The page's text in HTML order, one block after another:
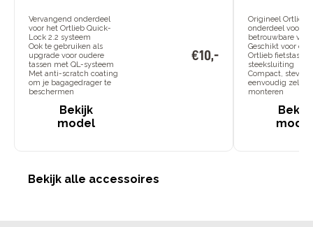
Vervangend onderdeel
voor het Ortlieb Quick-
Lock 2.2 systeem
Ook te gebruiken als
upgrade voor oudere
tassen met QL-systeem
Met anti-scratch coating
om je bagagedrager te
beschermen
€10,-
Bekijk
model
Origineel Ortlieb-
onderdeel voor
betrouwbare
Geschikt voor
Ortlieb
steeksluiting
Compact, stevig
eenvoudig zelf te
monteren
Bekijk
Bekijk alle accessoires